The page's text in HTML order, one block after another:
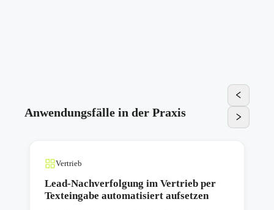
Anwendungsfälle in der Praxis
Vertrieb
Lead-Nachverfolgung im Vertrieb per
Texteingabe automatisiert aufsetzen